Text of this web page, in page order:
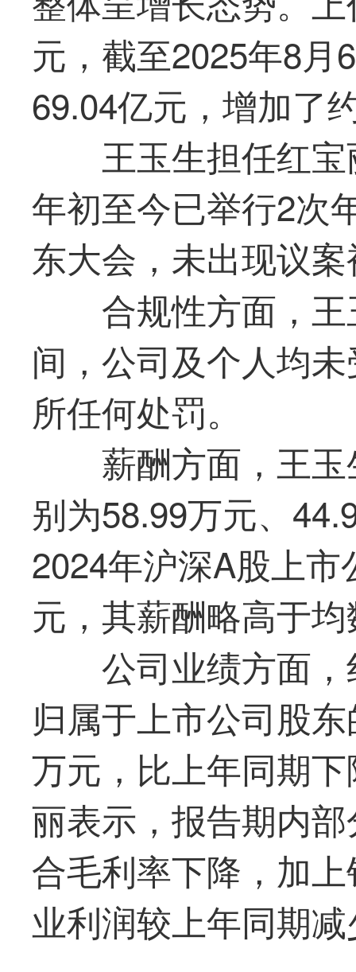
元，截至2025年8月
69.04亿元，增加了
王玉生担任红
年初至今已举行2次
东大会，未出现议
合规性方面，
间，公司及个人均
所任何处罚。
薪酬方面，王
别为58.99万元、
2024年沪深A股上
元，其薪酬略高于
公司业绩方面
归属于上市公司股
万元，比上年同期
丽表示，报告期内
合毛利率下降，加
业利润较上年同期